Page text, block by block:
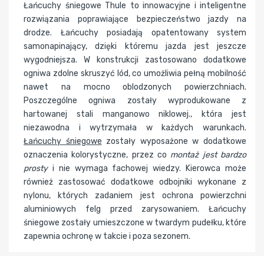
Łańcuchy śniegowe Thule to innowacyjne i inteligentne
rozwiązania poprawiające bezpieczeństwo jazdy na
drodze. Łańcuchy posiadają opatentowany system
samonapinający, dzięki któremu jazda jest jeszcze
wygodniejsza. W konstrukcji zastosowano dodatkowe
ogniwa zdolne skruszyć lód, co umożliwia pełną mobilność
nawet na mocno oblodzonych powierzchniach.
Poszczególne ogniwa zostały wyprodukowane z
hartowanej stali manganowo niklowej., która jest
niezawodna i wytrzymała w każdych warunkach.
Łańcuchy śniegowe zostały wyposażone w dodatkowe
oznaczenia kolorystyczne, przez co montaż jest bardzo
prostyi nie wymaga fachowej wiedzy. Kierowca może
również zastosować dodatkowe odbojniki wykonane z
nylonu, których zadaniem jest ochrona powierzchni
aluminiowych felg przed zarysowaniem. Łańcuchy
śniegowe zostały umieszczone w twardym pudełku, które
zapewnia ochronę w takcie i poza sezonem.